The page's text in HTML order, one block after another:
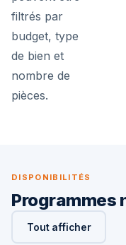
filtrés par
budget, type
de bien et
nombre de
pièces.
DISPONIBILITÉS
Programmes
Tout afficher